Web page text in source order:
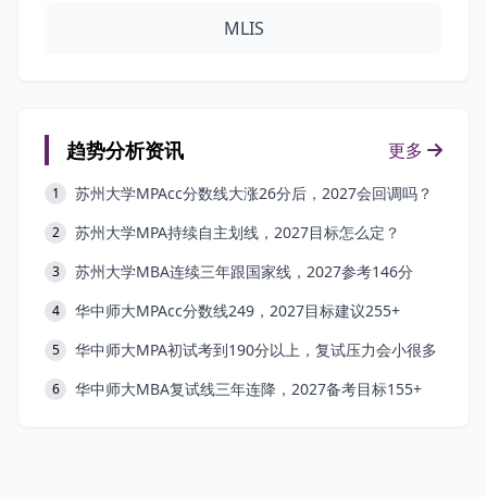
MLIS
趋势分析资讯 更多
1 苏州大学MPAcc分数线大涨26分后，2027会回调吗？
2 苏州大学MPA持续自主划线，2027目标怎么定？
3 苏州大学MBA连续三年跟国家线，2027参考146分
4 华中师大MPAcc分数线249，2027目标建议255+
5 华中师大MPA初试考到190分以上，复试压力会小很多
6 华中师大MBA复试线三年连降，2027备考目标155+